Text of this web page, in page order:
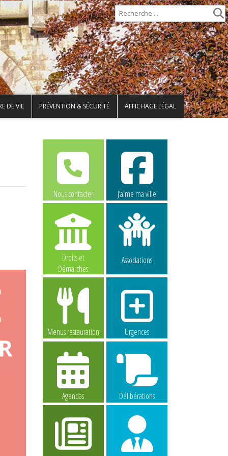
DE VIE PRÉVENTION & SÉCURITÉ AFFICHAGE LÉGAL
Nous contacter J’aime ma ville
Droits et
Démarches
Associations
Menus restauration Urgences
Agendas Délibérations